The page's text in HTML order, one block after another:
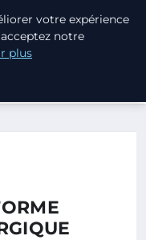
ÉNERGIQUE
votre expérience
notre
plus